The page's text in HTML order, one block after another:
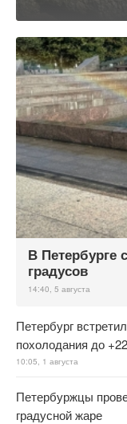
В Петербурге
градусов
14:40, 5 августа
Петербург
похолодания до
10:05, 1 августа
Петербуржцы
градусной жаре